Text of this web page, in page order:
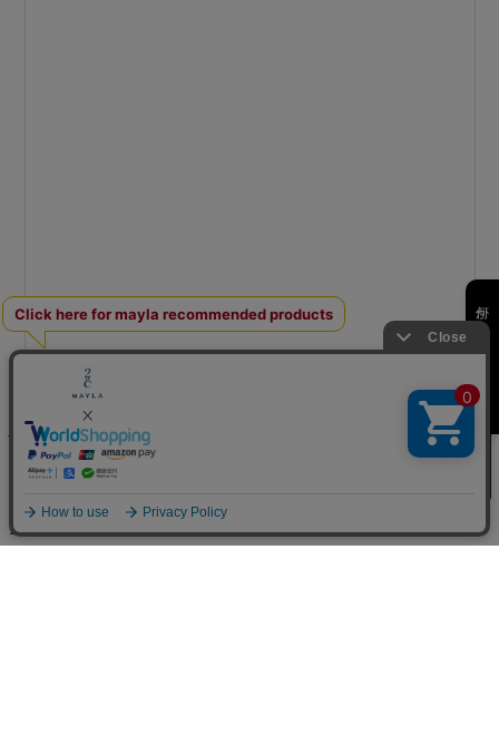
¥20,900 (税込み)
送料600円
海外からご購入のお客様へ
何かお探しですか？